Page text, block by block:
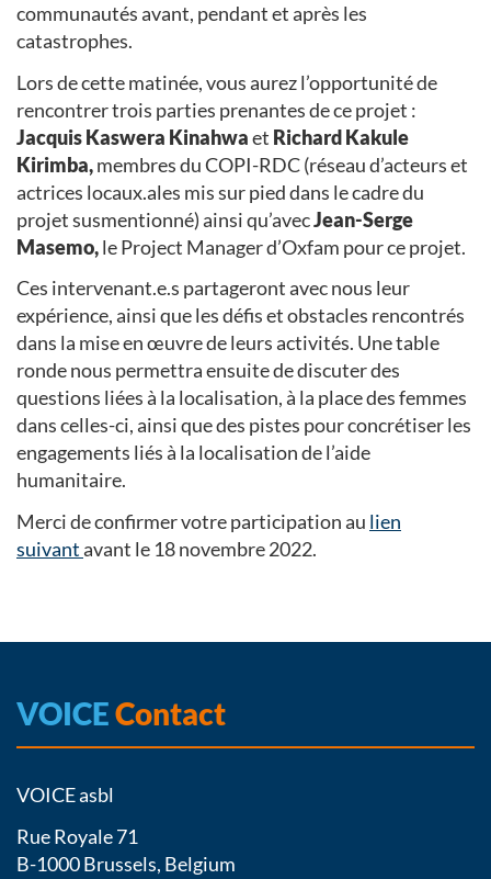
communautés avant, pendant et après les
catastrophes.
Lors de cette matinée, vous aurez l’opportunité de
rencontrer trois parties prenantes de ce projet :
Jacquis Kaswera Kinahwaet Richard Kakule
Kirimba,membres du COPI-RDC (réseau d’acteurs et
actrices locaux.ales mis sur pied dans le cadre du
projet susmentionné) ainsi qu’avecJean-Serge
Masemo,le Project Manager d’Oxfam pour ce projet.
Ces intervenant.e.s partageront avec nous leur
expérience, ainsi que les défis et obstacles rencontrés
dans la mise en œuvre de leurs activités. Une table
ronde nous permettra ensuite de discuter des
questions liées à la localisation, à la place des femmes
dans celles-ci, ainsi que des pistes pour concrétiser les
engagements liés à la localisation de l’aide
humanitaire.
Merci de confirmer votre participation au lien
suivantavant le 18 novembre 2022.
VOICEContact
VOICE asbl
Rue Royale 71
B-1000 Brussels, Belgium